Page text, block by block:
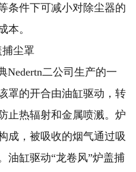
条件下可减小对除尘器的
本。
尘罩
二公司生产的一
罩的开合由油缸驱动，转
止热辐射和金属喷溅。炉
成，被吸收的烟气通过吸
油缸驱动“龙卷风”炉盖捕